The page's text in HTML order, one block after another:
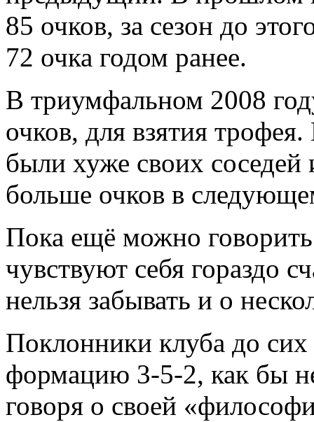
85 очков, за сезон до
72 очка годом ранее.
В триумфальном 2008
очков, для взятия
были хуже своих
больше очков в
Пока ещё можно
чувствуют себя гораздо
нельзя забывать и о
Поклонники клуба до
формацию 3-5-2, как бы
говоря о своей